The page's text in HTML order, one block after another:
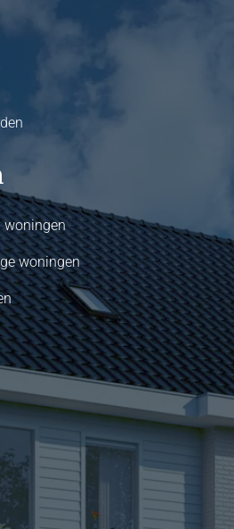
woningen
woningen